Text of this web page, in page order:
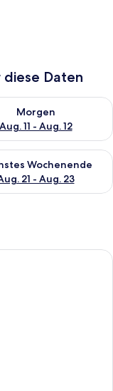
Daten
Aug. 10 - Aug.
Morgen
Aug. 11 - Aug. 12
die Verfügbarkeit
Aug. 14
Wochenende
21 - Aug. 23
die Verfügbarkeit
Hotelzimmer mit